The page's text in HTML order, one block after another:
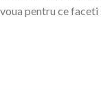
voua pentru ce